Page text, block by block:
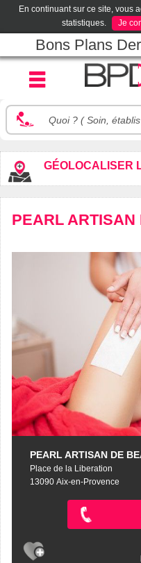
En continuant sur ce site, vous
statistiques.
Je
Bons Plans
GÉOLOCALISER
PEARL ARTISAN
PEARL ARTISAN DE
Place de la Liberation
13090 Aix-en-Provence